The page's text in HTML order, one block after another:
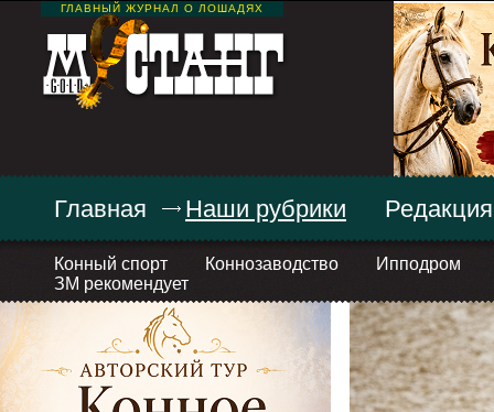
ГЛАВНЫЙ ЖУРНАЛ О ЛОШАДЯХ
Главная Наши рубрики
Конный спорт Коннозаводство
Ипподром
ЗМ рекомендует
Редакция